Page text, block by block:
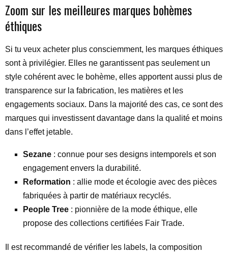
Zoom sur les meilleures marques bohèmes
éthiques
Si tu veux acheter plus consciemment, les marques éthiques
sont à privilégier. Elles ne garantissent pas seulement un
style cohérent avec le bohème, elles apportent aussi plus de
transparence sur la fabrication, les matières et les
engagements sociaux. Dans la majorité des cas, ce sont des
marques qui investissent davantage dans la qualité et moins
dans l’effet jetable.
Sezane : connue pour ses designs intemporels et son
engagement envers la durabilité.
Reformation : allie mode et écologie avec des pièces
fabriquées à partir de matériaux recyclés.
People Tree : pionnière de la mode éthique, elle
propose des collections certifiées Fair Trade.
Il est recommandé de vérifier les labels, la composition